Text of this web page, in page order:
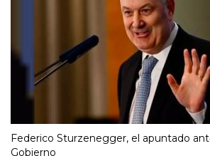
Federico Sturzenegger, el apuntado
Gobierno